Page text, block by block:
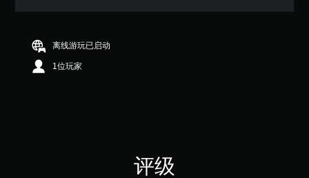
离线游玩已启动
1位玩家
评级